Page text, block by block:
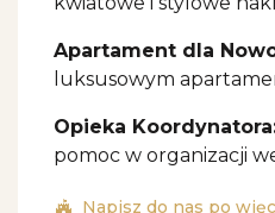
Apartament dla
luksusowym
Opieka
pomoc w organizacji
Napisz do nas po